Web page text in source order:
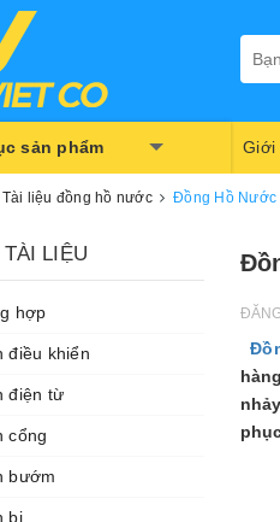
sản phẩm Giới
Tài liệu đồng hồ nước Đồng Hồ Nước
LIỆU
hợp
điều khiển
điện từ
cổng
bướm
bi